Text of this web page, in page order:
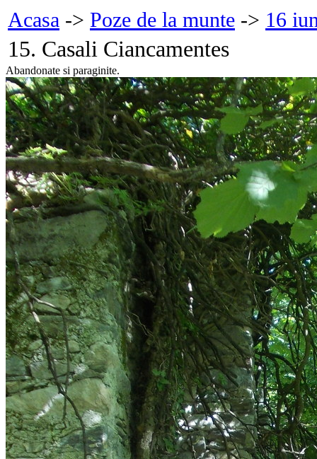
Acasa -> Poze de la munte -> 16
15. Casali Ciancamentes
Abandonate si paraginite.